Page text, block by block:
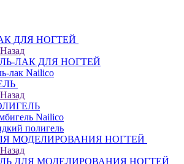
ДЛЯ НОГТЕЙ
Назад
ЛАК ДЛЯ НОГТЕЙ
лак Nailico
Назад
Nailico
полигель
МОДЕЛИРОВАНИЯ НОГТЕЙ
Назад
ДЛЯ МОДЕЛИРОВАНИЯ НОГТЕЙ